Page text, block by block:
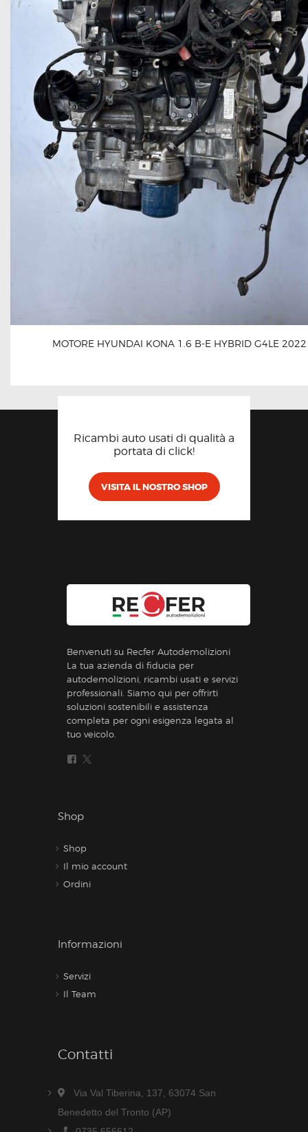
MOTORE HYUNDAI KONA 1.6 B-E HYBRID G4LE
Ricambi auto usati di qualità a
portata di click!
VISITA IL NOSTRO SHOP
Benvenuti su Recfer Autodemolizioni
La tua azienda di fiducia per
autodemolizioni, ricambi usati e servizi
professionali. Siamo qui per offrirti
soluzioni sostenibili e assistenza
completa per ogni esigenza legata al
tuo veicolo.
Shop
Shop
Il mio account
Ordini
Informazioni
Servizi
Il Team
Contatti
Via Val Tiberina, 137, 63074 San
Benedetto del Tronto (AP)